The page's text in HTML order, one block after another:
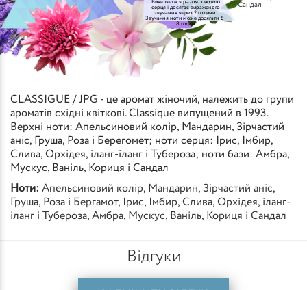
Виявляється разом з нотою
серця і досягає вираженого
звучання через 2 години.
Звучання ноти може досягати 6-
8 годин
Сандал
CLASSIGUE / JPG - це аромат жіночий, належить до групи
ароматів східні квіткові. Classique випущений в 1993.
Верхні ноти: Апельсиновий колір, Мандарин, Зірчастий
аніс, Груша, Роза і Берегомет; ноти серця: Ірис, Імбир,
Слива, Орхідея, іланг-іланг і Тубероза; ноти бази: Амбра,
Мускус, Ваніль, Кориця і Сандал
Ноти: Апельсиновий колір, Мандарин, Зірчастий аніс,
Груша, Роза і Бергамот, Ірис, Імбир, Слива, Орхідея, іланг-
іланг і Тубероза, Амбра, Мускус, Ваніль, Кориця і Сандал
Відгуки